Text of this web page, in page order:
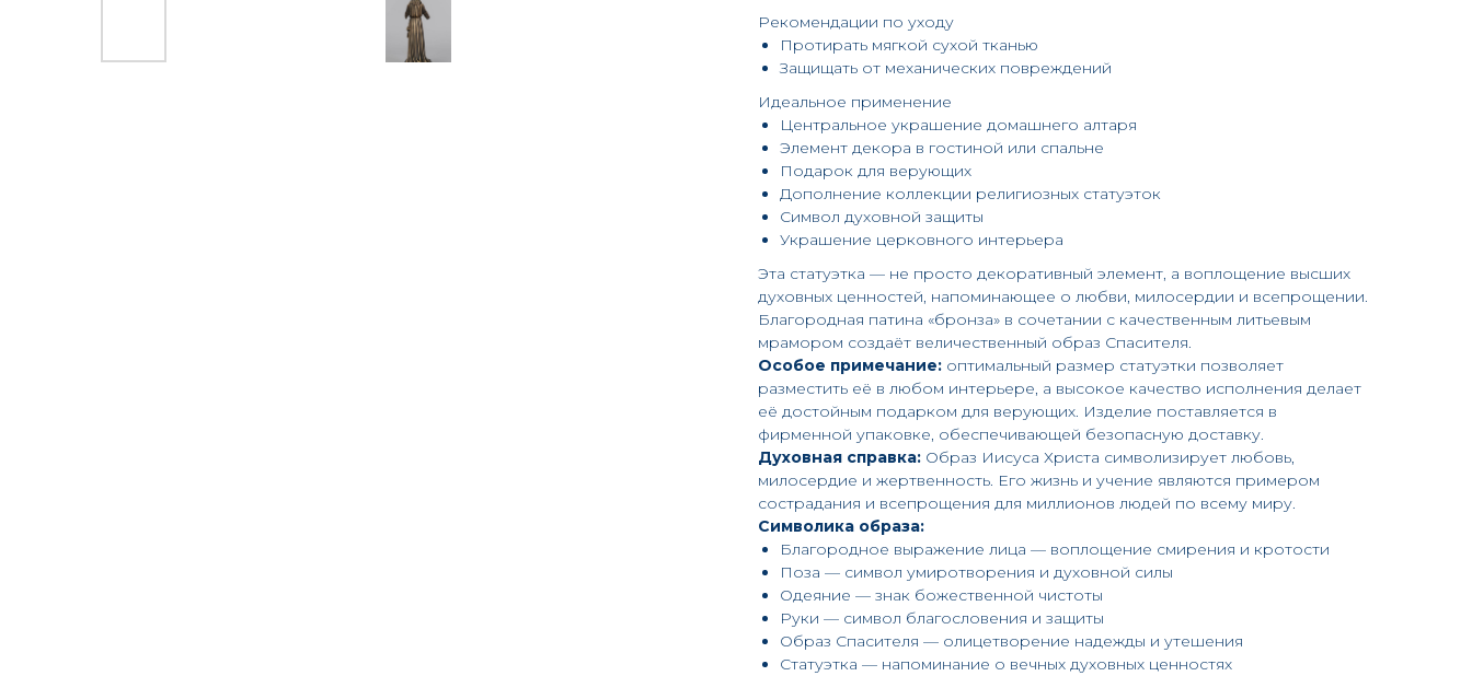
Рекомендации по уходу
Протирать мягкой сухой тканью
Защищать от механических повреждений
Идеальное применение
Центральное украшение домашнего алтаря
Элемент декора в гостиной или спальне
Подарок для верующих
Дополнение коллекции религиозных статуэток
Символ духовной защиты
Украшение церковного интерьера
Эта статуэтка — не просто декоративный элемент, а воплощение высших
духовных ценностей, напоминающее о любви, милосердии и всепрощении.
Благородная патина «бронза» в сочетании с качественным литьевым
мрамором создаёт величественный образ Спасителя.
Особое примечание: оптимальный размер статуэтки позволяет
разместить её в любом интерьере, а высокое качество исполнения делает
её достойным подарком для верующих. Изделие поставляется в
фирменной упаковке, обеспечивающей безопасную доставку.
Духовная справка: Образ Иисуса Христа символизирует любовь,
милосердие и жертвенность. Его жизнь и учение являются примером
сострадания и всепрощения для миллионов людей по всему миру.
Символика образа:
Благородное выражение лица — воплощение смирения и кротости
Поза — символ умиротворения и духовной силы
Одеяние — знак божественной чистоты
Руки — символ благословения и защиты
Образ Спасителя — олицетворение надежды и утешения
Статуэтка — напоминание о вечных духовных ценностях